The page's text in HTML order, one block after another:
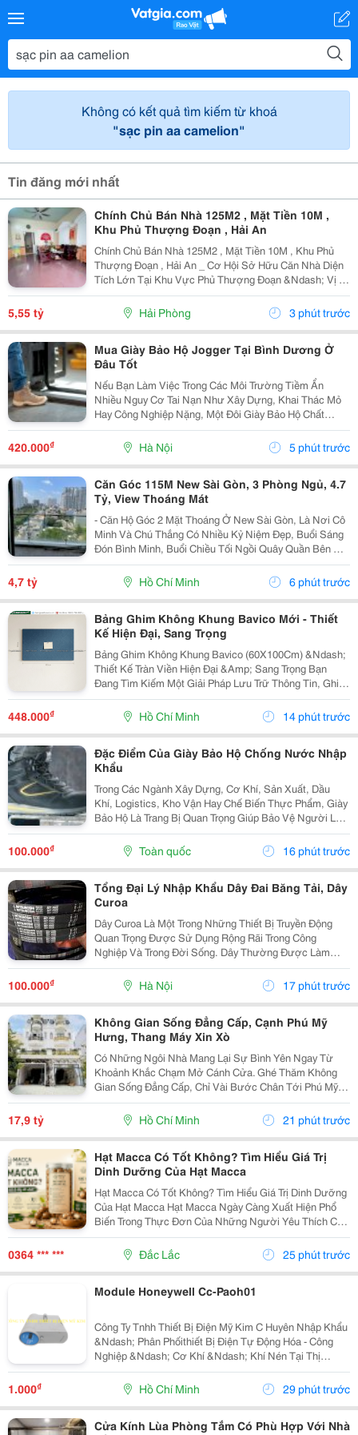
Không có kết quả tìm kiếm từ khoá
"sạc pin aa camelion"
Tin đăng mới nhất
Chính Chủ Bán Nhà 125M2 , Mặt Tiền 10M ,
Khu Phủ Thượng Đoạn , Hải An
Chính Chủ Bán Nhà 125M2 , Mặt Tiền 10M , Khu Phủ
Thượng Đoạn , Hải An _ Cơ Hội Sở Hữu Căn Nhà Diện
Tích Lớn Tại Khu Vực Phủ Thượng Đoạn &Ndash; Vị Trí
Đẹp, Ngõ Rộng, Ô Tô Chỉ Cách Nhà Vài Bước Chân.
Phù Hợp An Cư Hoặc Đầu Tư Lâu Dài. * Thông Tin...
5,55 tỷ Hải Phòng 3 phút trước
Mua Giày Bảo Hộ Jogger Tại Bình Dương Ở
Đâu Tốt
Nếu Bạn Làm Việc Trong Các Môi Trường Tiềm Ẩn
Nhiều Nguy Cơ Tai Nạn Như Xây Dựng, Khai Thác Mỏ
Hay Công Nghiệp Nặng, Một Đôi Giày Bảo Hộ Chất
Lượng Là Trang Bị Không Thể Thiếu Để Bảo Vệ Đôi
Chân. Safety Jogger Là Thương Hiệu Giày Bảo Hộ Nổi
Tiếng Với...
420.000₫ Hà Nội 5 phút trước
Căn Góc 115M New Sài Gòn, 3 Phòng Ngủ, 4.7
Tỷ, View Thoáng Mát
- Căn Hộ Góc 2 Mặt Thoáng Ở New Sài Gòn, Là Nơi Cô
Minh Và Chú Thắng Có Nhiều Kỷ Niệm Đẹp, Buổi Sáng
Đón Bình Minh, Buổi Chiều Tối Ngồi Quây Quần Bên Gia
Đình. Nay Chuẩn Bị Sang Ở Căn Biệt Thự Nên Đành
Gửi Gắm Căn Hộ Này Lại Với Giá 4.7 Tỷ - Căn Hộ...
4,7 tỷ Hồ Chí Minh 6 phút trước
Bảng Ghim Không Khung Bavico Mới - Thiết
Kế Hiện Đại, Sang Trọng
Bảng Ghim Không Khung Bavico (60X100Cm) &Ndash;
Thiết Kế Tràn Viền Hiện Đại &Amp; Sang Trọng Bạn
Đang Tìm Kiếm Một Giải Pháp Lưu Trữ Thông Tin, Ghi
Chú Công Việc Vừa Tiện Lợi Vừa Nâng Tầm Thẩm Mỹ
Cho Không Gian Sống Và Làm Việc? Bảng Ghim
Không...
448.000₫ Hồ Chí Minh 14 phút trước
Đặc Điểm Của Giày Bảo Hộ Chống Nước Nhập
Khẩu
Trong Các Ngành Xây Dựng, Cơ Khí, Sản Xuất, Dầu
Khí, Logistics, Kho Vận Hay Chế Biến Thực Phẩm, Giày
Bảo Hộ Là Trang Bị Quan Trọng Giúp Bảo Vệ Người Lao
Động Trước Những Nguy Cơ Tiềm Ẩn Trong Môi Trường
Làm Việc. Đối Với Những Công Việc Thường Xuyên...
100.000₫ Toàn quốc 16 phút trước
Tổng Đại Lý Nhập Khẩu Dây Đai Băng Tải, Dây
Curoa
Dây Curoa Là Một Trong Những Thiết Bị Truyền Động
Quan Trọng Được Sử Dụng Rộng Rãi Trong Công
Nghiệp Và Trong Đời Sống. Dây Thường Được Làm
Bằng Cao Su Tổng Hợp Có Nguồn Gốc Từ Dầu Mỏ, Bên
Trong Có Hoặc Không Có Lõi Thép. Dây Curoa Truyền
Động...
100.000₫ Hà Nội 17 phút trước
Không Gian Sống Đẳng Cấp, Cạnh Phú Mỹ
Hưng, Thang Máy Xin Xò
Có Những Ngôi Nhà Mang Lại Sự Bình Yên Ngay Từ
Khoảnh Khắc Chạm Mở Cánh Cửa. Ghé Thăm Không
Gian Sống Đẳng Cấp, Chỉ Vài Bước Chân Tới Phú Mỹ
Hưng: - Vị Trí: Kdc Tân Mỹ, Đường Rộng 20M Thông
Thoáng - Diện Tích: 5 &Times; 18M &Bull; 1 Trệt 3 Lầu...
17,9 tỷ Hồ Chí Minh 21 phút trước
Hạt Macca Có Tốt Không? Tìm Hiểu Giá Trị
Dinh Dưỡng Của Hạt Macca
Hạt Macca Có Tốt Không? Tìm Hiểu Giá Trị Dinh Dưỡng
Của Hạt Macca Hạt Macca Ngày Càng Xuất Hiện Phổ
Biến Trong Thực Đơn Của Những Người Yêu Thích Các
Loại Hạt Dinh Dưỡng. Với Vị Béo Nhẹ, Thơm Bùi Và
Cách Sử Dụng Đơn Giản, Macca Có Thể Trở Thành
0364 *** *** Đắc Lắc 25 phút trước
Module Honeywell Cc-Paoh01
Công Ty Tnhh Thiết Bị Điện Mỹ Kim C Huyên Nhập Khẩu
&Ndash; Phân Phốithiết Bị Điện Tự Động Hóa - Công
Nghiệp &Ndash; Cơ Khí &Ndash; Khí Nén Tại Thị
Trường Việt Nam. Những Thương Hiệu Mà Mỹ Kim
Thường Xuyên Phân Phối: Yaskawa &Ndash;
Panasonic...
1.000₫ Hồ Chí Minh 29 phút trước
Cửa Kính Lùa Phòng Tắm Có Phù Hợp Với Nhà